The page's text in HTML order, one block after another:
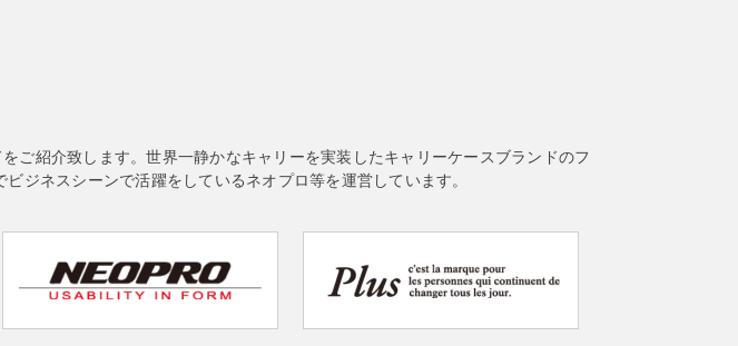
ご紹介致します。世界一静かなキャリーを実装したキャリーケースブランドのフ
ジネスシーンで活躍をしているネオプロ等を運営しています。